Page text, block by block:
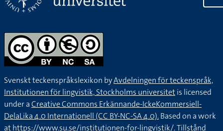
Svenskt teckenspråkslexikon byAvdelningen för teckenspråk,
Institutionen för lingvistik, Stockholms universitetis licensed
under aCreative Commons Erkännande-IckeKommersiell-
DelaLika 4.0 Internationell (CC BY-NC-SA 4.0).Based on a work
athttps://www.su.se/institutionen-for-lingvistik/. Tillstånd